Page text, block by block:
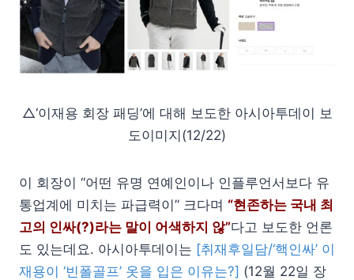
△‘이재용 회장 패딩’에 대해 보도한 아시아투데이 보
도이미지(12/22)
이 회장이 “어떤 유명 연예인이나 인플루언서보다 유
통업계에 미치는 파급력이” 크다며 “현존하는 국내 최
고의 인싸(?)라는 말이 어색하지 않”다고 보도한 언론
도 있는데요. 아시아투데이는 [취재후일담/‘핵인싸’ 이
재용이 ‘빈폴골프’ 옷을 입은 이유는?] (12월 22일 장